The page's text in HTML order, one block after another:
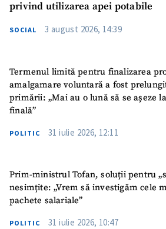
privind utilizarea apei potabile
SOCIAL 3 august 2026, 14:39
Termenul limită pentru finalizarea
amalgamare voluntară a fost
primării: „Mai au o lună să se așeze
finală”
POLITIC 31 iulie 2026, 12:11
Prim-ministrul Tofan, soluții pentru
nesimțite: „Vrem să investigăm cele
pachete salariale”
POLITIC 31 iulie 2026, 10:47